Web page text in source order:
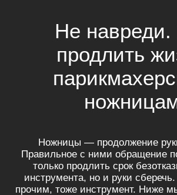
Не навреди.
продлить
Ножницы — продолжение
Правильное с ними обращение
только продлить срок
инструмента, но и руки
прочим, тоже инструмент. Ниже